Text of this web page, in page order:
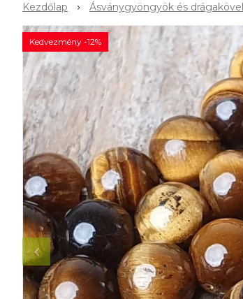
Kezdőlap Ásványgyöngyök és
Kedvezmény -12%